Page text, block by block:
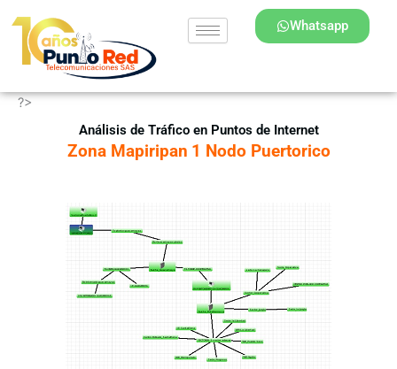
contenido
Whatsapp
?>
Análisis de Tráfico en Puntos de Internet
Zona Mapiripan 1 Nodo Puertorico